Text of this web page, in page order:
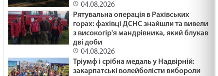
04.08.2026
Рятувальна операція в Рахівських
горах: фахівці ДСНС знайшли та вивели
з високогір'я мандрівника, який блукав
дві доби
04.08.2026
Тріумф і срібна медаль у Надвірній:
закарпатські волейболісти вибороли